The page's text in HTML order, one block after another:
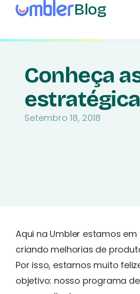
Blog
Conheça
Setembro 18, 2018
Aqui na Umbler estamos
criando melhorias de
Por isso, estamos muito
objetivo: nosso programa